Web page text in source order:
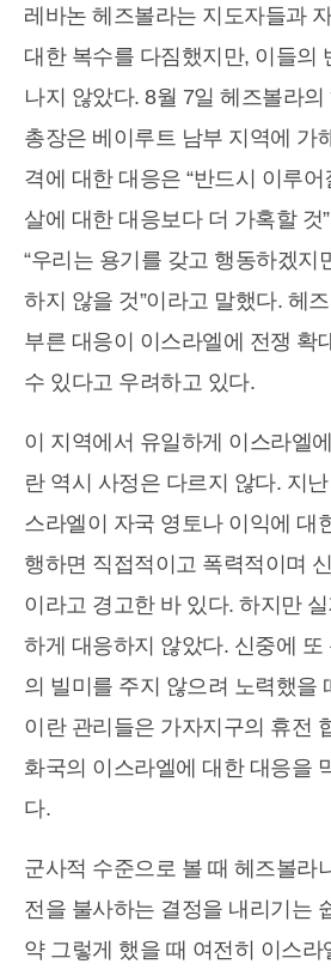
레바논 헤즈볼라는 지도자들과
대한 복수를 다짐했지만, 이들의
나지 않았다. 8월 7일 헤즈볼라
총장은 베이루트 남부 지역에 가
격에 대한 대응은 “반드시 이루어
살에 대한 대응보다 더 가혹할 것
“우리는 용기를 갖고 행동하겠지
하지 않을 것”이라고 말했다. 헤
부른 대응이 이스라엘에 전쟁 확
수 있다고 우려하고 있다.
이 지역에서 유일하게 이스라엘
란 역시 사정은 다르지 않다. 지
스라엘이 자국 영토나 이익에 대
행하면 직접적이고 폭력적이며
이라고 경고한 바 있다. 하지만
하게 대응하지 않았다. 신중에 또
의 빌미를 주지 않으려 노력했을
이란 관리들은 가자지구의 휴전
화국의 이스라엘에 대한 대응을
다.
군사적 수준으로 볼 때 헤즈볼라
전을 불사하는 결정을 내리기는
약 그렇게 했을 때 여전히 이스